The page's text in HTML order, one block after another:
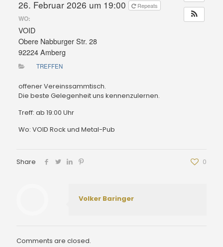
26. Februar 2026 um 19:00 Repeats
WO:
VOID
Obere Nabburger Str. 28
92224 Amberg
TREFFEN
offener Vereinssammtisch.
Die beste Gelegenheit uns kennenzulernen.
Treff: ab 19:00 Uhr
Wo: VOID Rock und Metal-Pub
Share 0
Volker Baringer
Comments are closed.